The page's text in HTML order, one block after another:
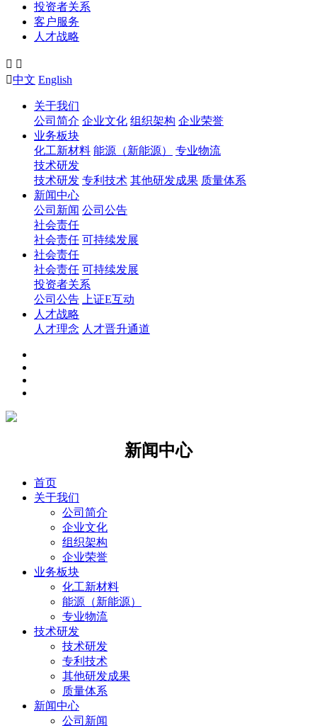
投资者关系
客户服务
人才战略
 
中文 English
关于我们
公司简介 企业文化 组织架构 企业荣誉
业务板块
化工新材料 能源（新能源）
专业物流
技术研发
技术研发 专利技术 其他研发成果 质量体系
新闻中心
公司新闻 公司公告
社会责任
社会责任 可持续发展
社会责任
社会责任 可持续发展
投资者关系
公司公告 上证E互动
人才战略
人才理念 人才晋升通道
新闻中心
首页
关于我们
公司简介
企业文化
组织架构
企业荣誉
业务板块
化工新材料
能源（新能源）
专业物流
技术研发
技术研发
专利技术
其他研发成果
质量体系
新闻中心
公司新闻